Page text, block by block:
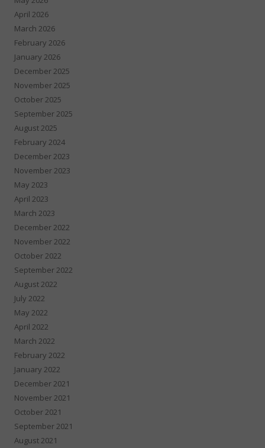
April 2026
March 2026
February 2026
January 2026
December 2025
November 2025
October 2025
September 2025
August 2025
February 2024
December 2023
November 2023
May 2023
April 2023
March 2023
December 2022
November 2022
October 2022
September 2022
August 2022
July 2022
May 2022
April 2022
March 2022
February 2022
January 2022
December 2021
November 2021
October 2021
September 2021
August 2021